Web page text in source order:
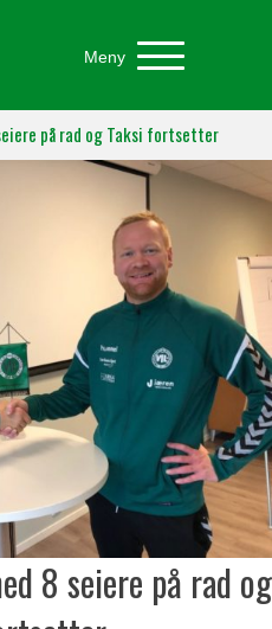
Meny
på rad og Taksi fortsetter
8 seiere på rad og